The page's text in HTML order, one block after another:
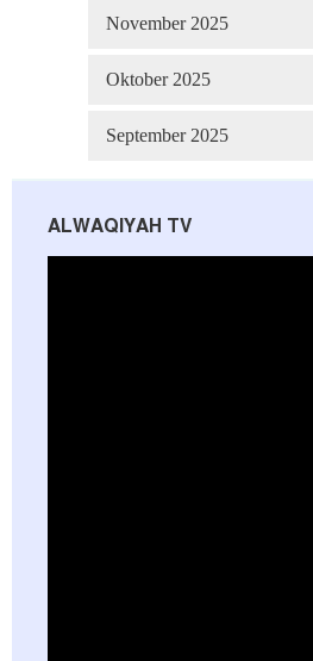
November 2025
Oktober 2025
September 2025
ALWAQIYAH TV